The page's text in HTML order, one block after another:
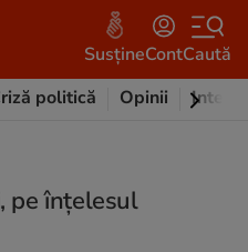
SusțineContCaută
politică Opinii
pe înţelesul